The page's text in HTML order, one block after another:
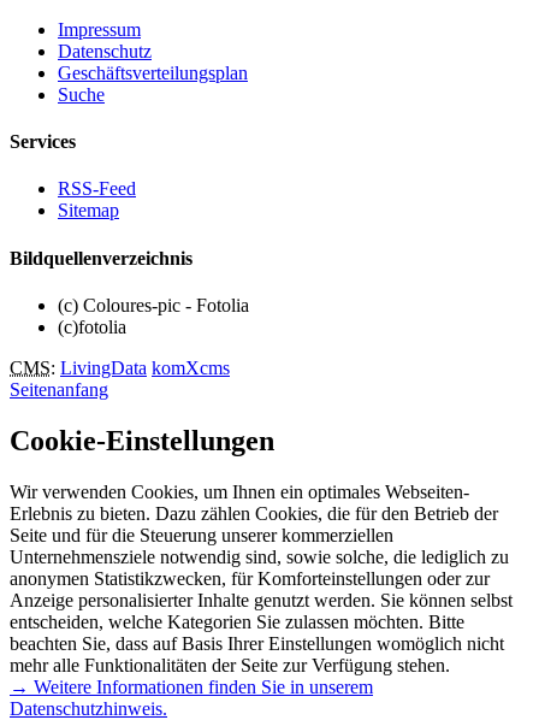
Impressum
Datenschutz
Geschäftsverteilungsplan
Suche
Services
RSS-Feed
Sitemap
Bildquellenverzeichnis
(c) Coloures-pic - Fotolia
(c)fotolia
CMS: LivingData komXcms
Seitenanfang
Cookie-Einstellungen
Wir verwenden Cookies, um Ihnen ein optimales Webseiten-
Erlebnis zu bieten. Dazu zählen Cookies, die für den Betrieb der
Seite und für die Steuerung unserer kommerziellen
Unternehmensziele notwendig sind, sowie solche, die lediglich zu
anonymen Statistikzwecken, für Komforteinstellungen oder zur
Anzeige personalisierter Inhalte genutzt werden. Sie können selbst
entscheiden, welche Kategorien Sie zulassen möchten. Bitte
beachten Sie, dass auf Basis Ihrer Einstellungen womöglich nicht
mehr alle Funktionalitäten der Seite zur Verfügung stehen.
→ Weitere Informationen finden Sie in unserem
Datenschutzhinweis.